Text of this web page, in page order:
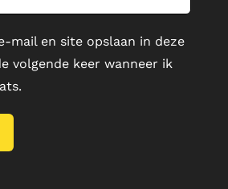
mail en site opslaan in deze
volgende keer wanneer ik